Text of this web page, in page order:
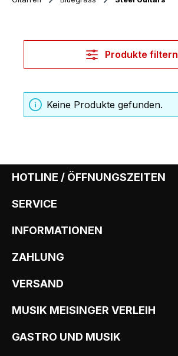
Produkte filtern
Keine Produkte gefunden.
HOTLINE / ÖFFNUNGSZEITEN
SERVICE
INFORMATIONEN
ZAHLUNG
VERSAND
MUSIK MEISINGER VERLEIH
GASTRO UND MUSIK